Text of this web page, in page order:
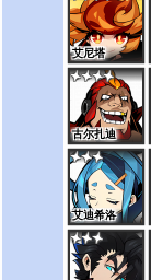
艾尼塔
古尔扎迪
艾迪希洛